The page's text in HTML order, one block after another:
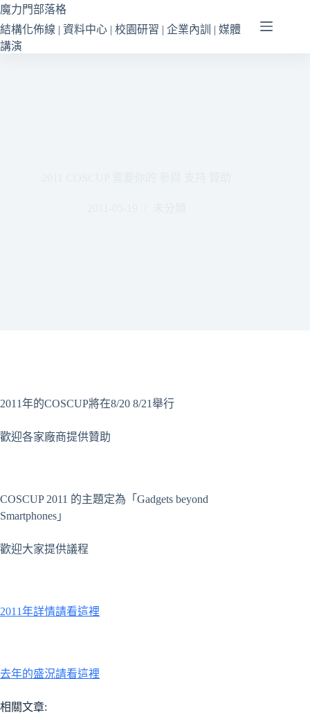
跳
至
主
魔力門部落格
結構化佈線 | 資料中心 | 校園研習 | 企業內訓 | 媒體
講演
2011年的COSCUP將在8/20 8/21舉行
歡迎各家廠商提供贊助
COSCUP 2011 的主題定為「Gadgets beyond
Smartphones」
歡迎大家提供議程
2011年詳情請看這裡
去年的盛況請看這裡
相關文章: